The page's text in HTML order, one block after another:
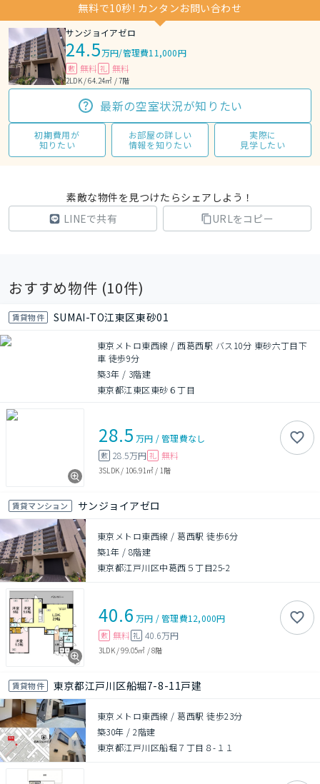
無料で10秒! カンタンお問い合わせ
サンジョイアゼロ
24.5万円/管理費11,000円
敷 無料 礼 無料
2LDK / 64.24㎡ / 7階
最新の空室状況が知りたい
初期費用が
知りたい
お部屋の詳しい
情報を知りたい
実際に
見学したい
素敵な物件を見つけたらシェアしよう！
LINEで共有
URLをコピー
おすすめ物件 (10件)
賃貸物件 SUMAI-TO江東区東砂01
東京メトロ東西線 / 西葛西駅 バス10分 東砂六丁目下
車 徒歩9分
築3年 / 3階建
東京都江東区東砂６丁目
28.5 万円 /管理費なし
敷 28.5万円 礼 無料
3SLDK / 106.91㎡ / 1階
賃貸マンション サンジョイアゼロ
東京メトロ東西線 / 葛西駅 徒歩6分
築1年 / 8階建
東京都江戸川区中葛西５丁目25-2
40.6 万円 /管理費12,000円
敷 無料 礼 40.6万円
3LDK/99.05㎡ /8階
賃貸物件 東京都江戸川区船堀7-8-11戸建
東京メトロ東西線 / 葛西駅 徒歩23分
築30年 /2階建
東京都江戸川区船堀７丁目８-１１